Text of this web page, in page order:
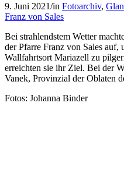
9. Juni 2021/in Fotoarchiv,
Franz von Sales
Bei strahlendstem Wetter
der Pfarre Franz von Sales
Wallfahrtsort Mariazell zu
erreichten sie ihr Ziel. Bei der
Vanek, Provinzial der Oblaten
Fotos: Johanna Binder